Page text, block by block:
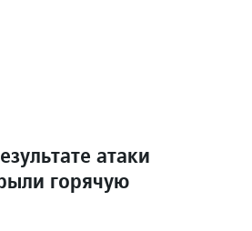
атаки
горячую